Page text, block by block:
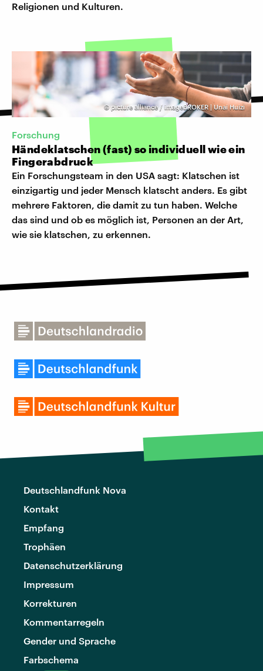
Religionen und Kulturen.
©picture alliance / imageBROKER | Unai Huizi
Forschung
Händeklatschen (fast) so individuell wie ein
Fingerabdruck
Ein Forschungsteam in den USA sagt: Klatschen ist
einzigartig und jeder Mensch klatscht anders. Es gibt
mehrere Faktoren, die damit zu tun haben. Welche
das sind und ob es möglich ist, Personen an der Art,
wie sie klatschen, zu erkennen.
Deutschlandfunk Nova
Kontakt
Empfang
Trophäen
Datenschutzerklärung
Impressum
Korrekturen
Kommentarregeln
Gender und Sprache
Farbschema